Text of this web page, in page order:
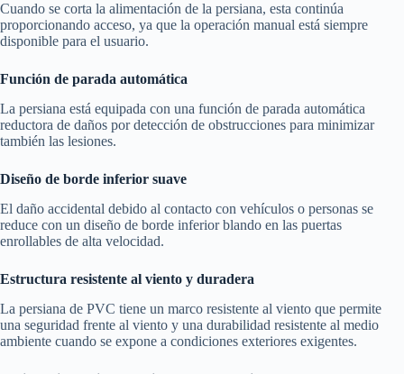
Cuando se corta la alimentación de la persiana, esta continúa
proporcionando acceso, ya que la operación manual está siempre
disponible para el usuario.
Función de parada automática
La persiana está equipada con una función de parada automática
reductora de daños por detección de obstrucciones para minimizar
también las lesiones.
Diseño de borde inferior suave
El daño accidental debido al contacto con vehículos o personas se
reduce con un diseño de borde inferior blando en las puertas
enrollables de alta velocidad.
Estructura resistente al viento y duradera
La persiana de PVC tiene un marco resistente al viento que permite
una seguridad frente al viento y una durabilidad resistente al medio
ambiente cuando se expone a condiciones exteriores exigentes.